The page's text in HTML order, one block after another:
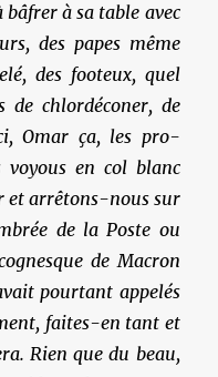
à sa table avec
des papes même
des footeux, quel
de chlordéconer, de
Omar ça, les pro-
en col blanc
et arrêtons-nous sur
de la Poste ou
de Macron
pourtant appelés
faites-en tant et
Rien que du beau,